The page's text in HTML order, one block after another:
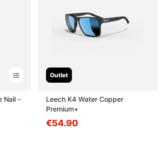
Nail -
Outlet
Leech K4 Water Copper
Premium+
€54.90